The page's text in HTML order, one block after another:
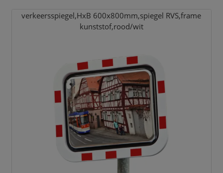
verkeersspiegel,HxB 600x800mm,spiegel RVS,frame
kunststof,rood/wit